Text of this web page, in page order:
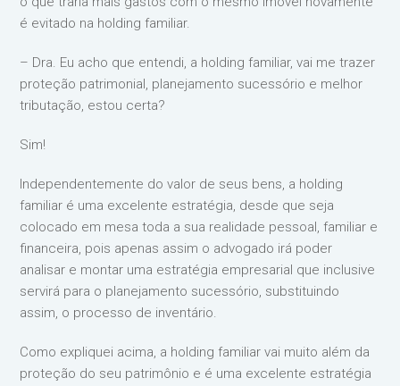
é evitado na holding familiar.
– Dra. Eu acho que entendi, a holding familiar, vai me trazer
proteção patrimonial, planejamento sucessório e melhor
tributação, estou certa?
Sim!
Independentemente do valor de seus bens, a holding
familiar é uma excelente estratégia, desde que seja
colocado em mesa toda a sua realidade pessoal, familiar e
financeira, pois apenas assim o advogado irá poder
analisar e montar uma estratégia empresarial que inclusive
servirá para o planejamento sucessório, substituindo
assim, o processo de inventário.
Como expliquei acima, a holding familiar vai muito além da
proteção do seu patrimônio e é uma excelente estratégia